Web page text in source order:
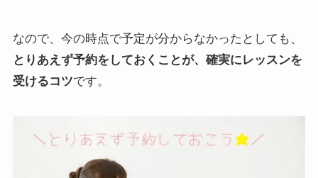
なので、今の時点で予定が分からなかったとしても、
とりあえず予約をしておくことが、確実にレッスンを
受けるコツです。